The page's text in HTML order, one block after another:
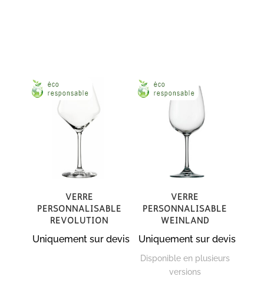
Verre
personnalisable
Revolution
Uniquement sur devis
Verre
personnalisable
Weinland
Uniquement sur devis
Disponible en plusieurs
versions